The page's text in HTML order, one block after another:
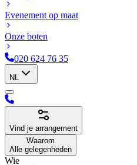
Evenement op maat
Onze boten
020 624 76 35
NL
Vind je arrangement
Waarom
Alle gelegenheden
Wie